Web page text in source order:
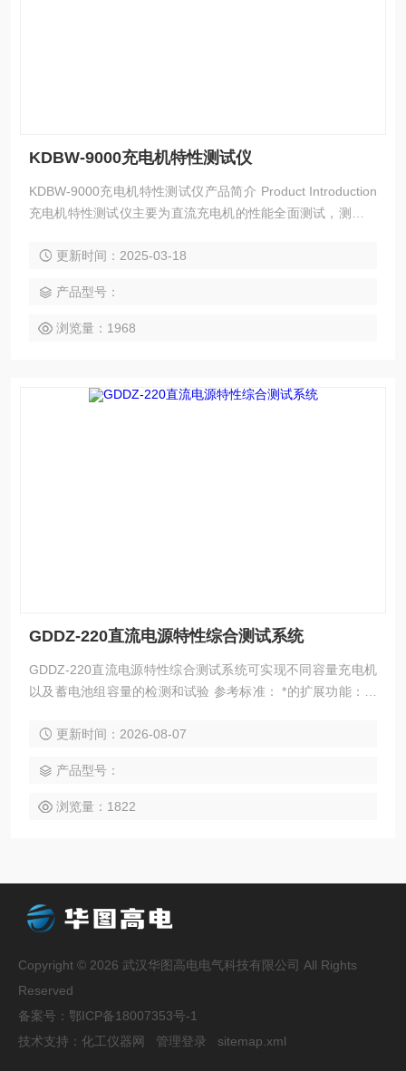
KDBW-9000充电机特性测试仪
KDBW-9000充电机特性测试仪产品简介 Product Introduction
充电机特性测试仪主要为直流充电机的性能全面测试，测试充
波形记录等，可对直流系统纹波进行测试、监测及分析的便携
测试，能够对大型用电设备在起动或停止的过程中对电网的冲
击进行全程监测，能够对电网
更新时间：2025-03-18
产品型号：
浏览量：1968
GDDZ-220直流电源特性综合测试系统
GDDZ-220直流电源特性综合测试系统可实现不同容量充电机
以及蓄电池组容量的检测和试验 参考标准： *的扩展功能：兼
压器：输出精度高、功率大，电压稳定度高 仪表使用大屏液晶
更新时间：2026-08-07
产品型号：
浏览量：1822
Copyright © 2026 武汉华图高电电气科技有限公司 All Rights
Reserved
备案号： 鄂ICP备18007353号-1
技术支持： 化工仪器网 管理登录 sitemap.xml